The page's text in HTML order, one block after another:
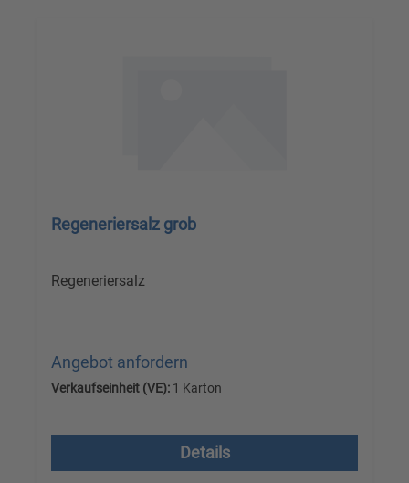
Regeneriersalz grob
Regeneriersalz
Angebot anfordern
Verkaufseinheit (VE): 1 Karton
Details